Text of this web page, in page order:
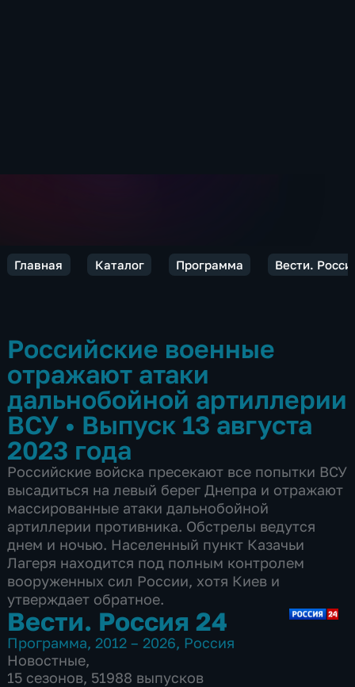
Главная Каталог Программа Вести.
Российские военные
отражают атаки
дальнобойной артиллерии
ВСУ • Выпуск 13 августа
2023 года
Российские войска пресекают все попытки ВСУ
высадиться на левый берег Днепра и отражают
массированные атаки дальнобойной
артиллерии противника. Обстрелы ведутся
днем и ночью. Населенный пункт Казачьи
Лагеря находится под полным контролем
вооруженных сил России, хотя Киев и
утверждает обратное.
Вести. Россия 24
Программа, 2012 – 2026, Россия
Новостные,
15 сезонов, 51988 выпусков